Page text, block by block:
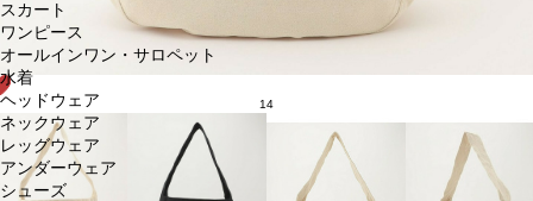
スカート
ワンピース
オールインワン・サロペット
水着
ヘッドウェア
ネックウェア
レッグウェア
アンダーウェア
シューズ
14